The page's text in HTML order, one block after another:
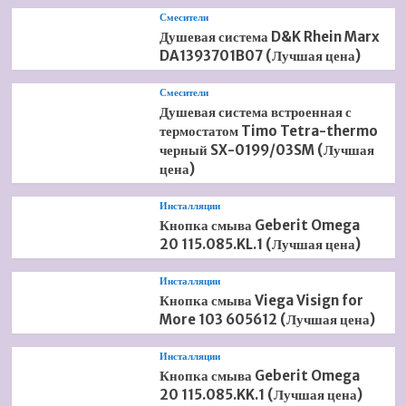
Смесители
Душевая система D&K Rhein Marx
DA1393701B07 (Лучшая цена)
Смесители
Душевая система встроенная с
термостатом Timo Tetra-thermo
черный SX-0199/03SM (Лучшая
цена)
Инсталляции
Кнопка смыва Geberit Omega
20 115.085.KL.1 (Лучшая цена)
Инсталляции
Кнопка смыва Viega Visign for
More 103 605612 (Лучшая цена)
Инсталляции
Кнопка смыва Geberit Omega
20 115.085.KK.1 (Лучшая цена)